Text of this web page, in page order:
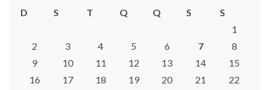
D
S T Q Q S
S
1
2
3 4 5 6 7
8
9
10 11 12 13 14
15
16
17 18 19 20 21
22